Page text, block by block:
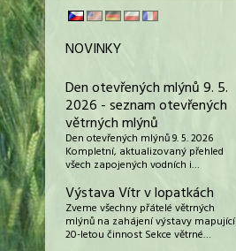
NOVINKY
Den otevřených mlýnů 9. 5.
2026 - seznam otevřených
větrných mlýnů
Den otevřených mlýnů 9. 5. 2026
Kompletní, aktualizovaný přehled
všech zapojených vodních i…
Výstava Vítr v lopatkách
Zveme všechny přátelé větrných
mlýnů na zahájení výstavy mapující
20-letou činnost Sekce větrné…